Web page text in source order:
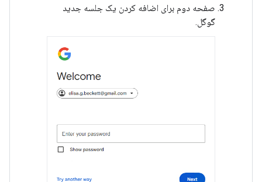
صفحه دوم برای اضافه کردن یک جلسه جدید
گوگل.